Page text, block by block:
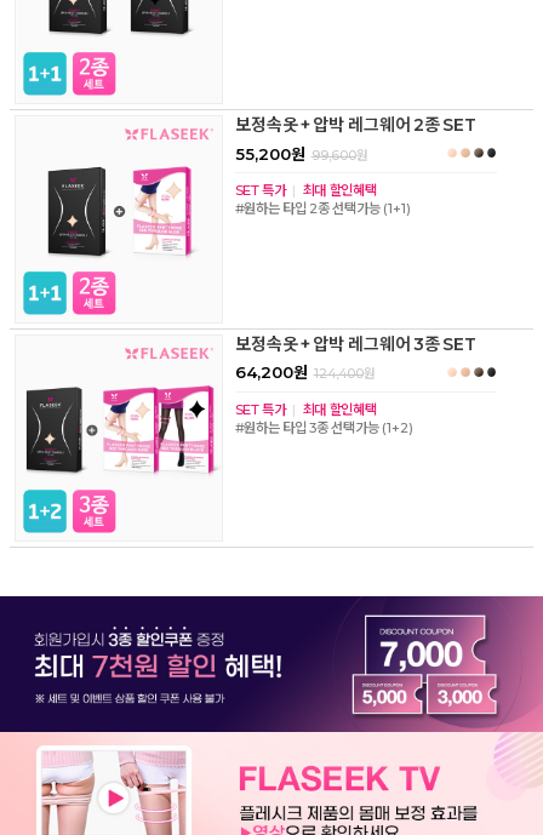
보정속옷 + 압박 레그웨어 2종 SET
55,200원 99,600원
SET 특가 | 최대 할인혜택
#원하는 타입 2종 선택가능 (1+1)
보정속옷 + 압박 레그웨어 3종 SET
64,200원 124,400원
SET 특가 | 최대 할인혜택
#원하는 타입 3종 선택가능 (1+2)